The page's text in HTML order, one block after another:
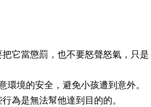
它當懲罰，也不要怒聲怒氣，只是
境的安全，避免小孩遭到意外。
為是無法幫他達到目的的。